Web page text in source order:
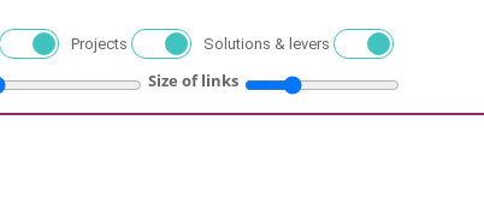
Projects Solutions & levers
Size of links